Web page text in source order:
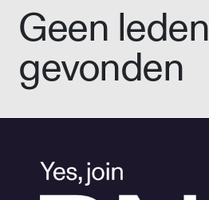
Geen leden
gevonden